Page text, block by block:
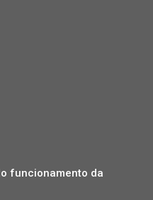
funcionamento da